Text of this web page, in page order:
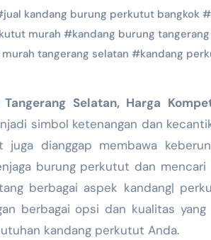
jual kandang burung perkutut bangkok #
murah #kandang burung
tangerang selatan #kandang
Tangerang Selatan, Harga
simbol ketenangan dan
dianggap membawa
burung perkutut dan
berbagai aspek kandang|
berbagai opsi dan kualitas
kandang perkutut Anda.